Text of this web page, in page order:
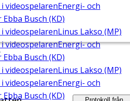
i videospelarenEnergi- och
Busch (KD)
i videospelarenLinus Lakso (MP)
i videospelarenEnergi- och
Busch (KD)
i videospelarenLinus Lakso (MP)
i videospelarenEnergi- och
Busch (KD)